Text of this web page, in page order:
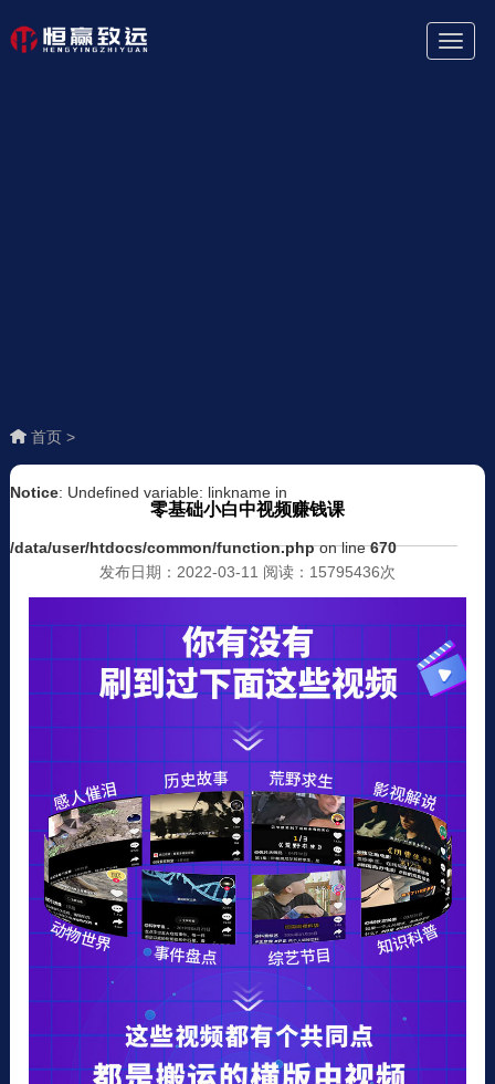
首页 >
Notice: Undefined variable: linkname in
/data/user/htdocs/common/function.phpon line670
零基础小白中视频赚钱课
发布日期：2022-03-11 阅读：15795436次